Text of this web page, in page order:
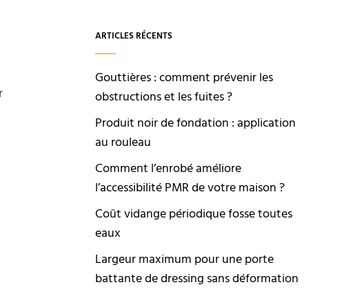
ARTICLES RÉCENTS
Gouttières : comment prévenir les
obstructions et les fuites ?
Produit noir de fondation : application
au rouleau
Comment l’enrobé améliore
l’accessibilité PMR de votre maison ?
Coût vidange périodique fosse toutes
eaux
Largeur maximum pour une porte
battante de dressing sans déformation